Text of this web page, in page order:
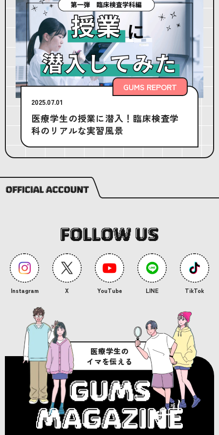
GUMS REPORT
2025.07.01
医療学生の授業に潜入！臨床検査学
科のリアルな実習風景
FOLLOW
US
Instagram X YouTube LINE TikTok
医療学生の
イマを伝える